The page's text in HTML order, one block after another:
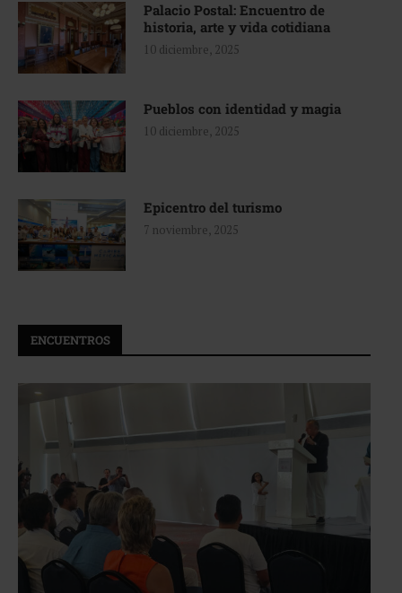
Palacio Postal: Encuentro de
historia, arte y vida cotidiana
10 diciembre, 2025
Pueblos con identidad y magia
10 diciembre, 2025
Epicentro del turismo
7 noviembre, 2025
ENCUENTROS